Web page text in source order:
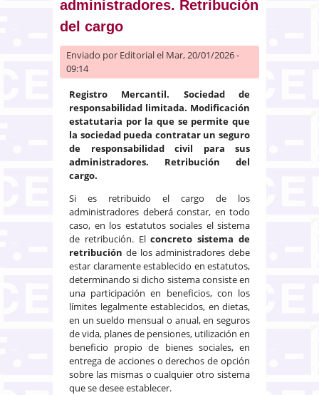
administradores. Retribución
del cargo
Enviado por Editorialel Mar, 20/01/2026 -
09:14
Registro Mercantil. Sociedad de
responsabilidad limitada. Modificación
estatutaria por la que se permite que
la sociedad pueda contratar un seguro
de responsabilidad civil para sus
administradores. Retribución del
cargo.
Si es retribuido el cargo de los
administradores deberá constar, en todo
caso, en los estatutos sociales el sistema
de retribución. Elconcreto sistema de
retribución de los administradores debe
estar claramente establecido en estatutos,
determinando si dicho sistema consiste en
una participación en beneficios, con los
límites legalmente establecidos, en dietas,
en un sueldo mensual o anual, en seguros
de vida, planes de pensiones, utilización en
beneficio propio de bienes sociales, en
entrega de acciones o derechos de opción
sobre las mismas o cualquier otro sistema
que se desee establecer.